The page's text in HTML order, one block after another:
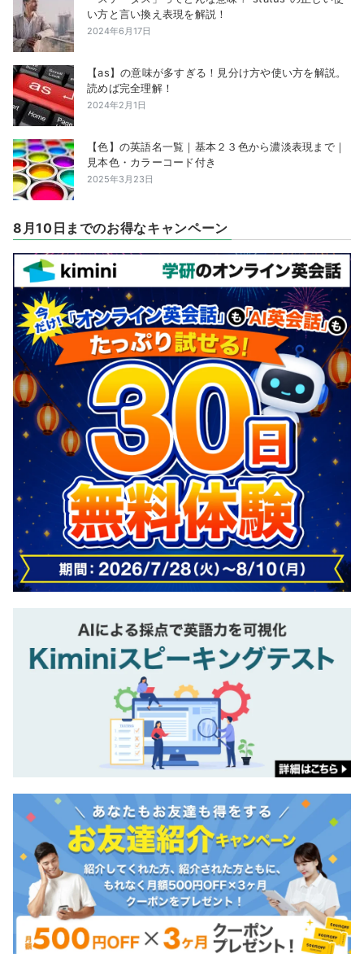
い方と言い換え表現を解説！
2024年6月17日
【as】の意味が多すぎる！見分け方や使い方を解説。
読めば完全理解！
2024年2月1日
【色】の英語名一覧｜基本２３色から濃淡表現まで｜
見本色・カラーコード付き
2025年3月23日
8月10日までのお得なキャンペーン